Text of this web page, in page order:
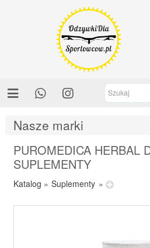
Nasze marki
PUROMEDICA HERBAL
SUPLEMENTY
Katalog » Suplementy »